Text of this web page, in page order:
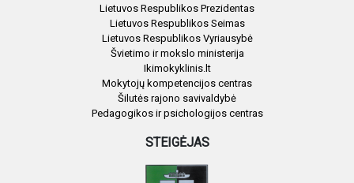
Lietuvos Respublikos Prezidentas
Lietuvos Respublikos Seimas
Lietuvos Respublikos Vyriausybė
Švietimo ir mokslo ministerija
Ikimokyklinis.lt
Mokytojų kompetencijos centras
Šilutės rajono savivaldybė
Pedagogikos ir psichologijos centras
STEIGĖJAS